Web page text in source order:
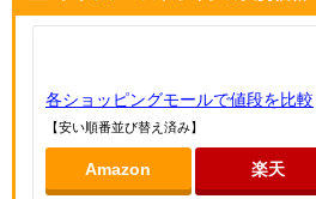
各ショッピングモールで値段を比較
【安い順番並び替え済み】
Amazon 楽天